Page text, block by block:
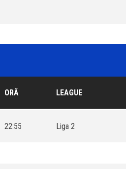
ORĂ LEAGUE
22:55 Liga 2